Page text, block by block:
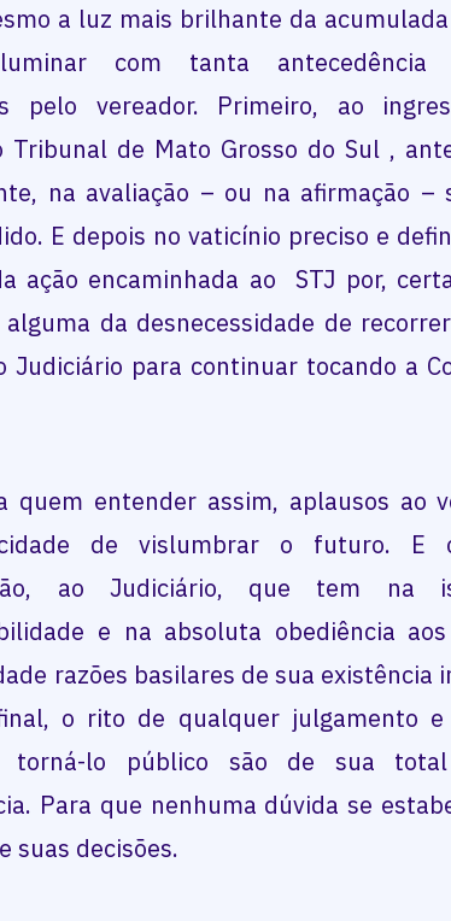
a luz mais brilhante da
com tanta antecedência
pelo vereador. Primeiro, ao
Tribunal de Mato Grosso do Sul ,
na avaliação – ou na afirmação –
E depois no vaticínio preciso e
ação encaminhada ao STJ por,
da desnecessidade de
Judiciário para continuar tocando a
quem entender assim, aplausos ao
de vislumbrar o futuro. E
ao Judiciário, que tem na
e na absoluta obediência
razões basilares de sua existência
o rito de qualquer julgamento
torná-lo público são de sua
Para que nenhuma dúvida se
suas decisões.